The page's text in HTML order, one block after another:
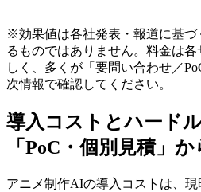
※効果値は各社発表・報道に基づ
るものではありません。料金は
しく、多くが「要問い合わせ／
次情報で確認してください。
導入コストとハード
「PoC・個別見積」か
アニメ制作AIの導入コストは、